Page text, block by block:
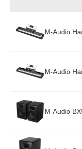
M-Audio
M-Audio
M-Audio